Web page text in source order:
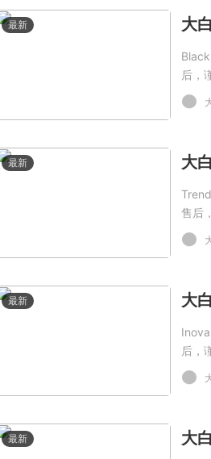
最新
后，
最新
售后
最新
后，
最新